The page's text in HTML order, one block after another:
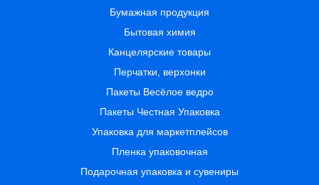
Бумажная продукция
Бытовая химия
Канцелярские товары
Перчатки, верхонки
Пакеты Весёлое ведро
Пакеты Честная Упаковка
Упаковка для маркетплейсов
Пленка упаковочная
Подарочная упаковка и сувениры